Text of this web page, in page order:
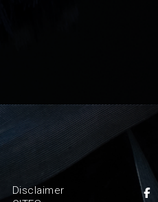
Disclaimer